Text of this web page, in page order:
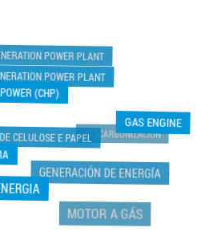
POWER PLANT
POWER PLANT
(CHP)
DESCARBONIZACIÓN
CELULOSE E PAPEL
GAS ENGINE
GENERACIÓN DE ENERGÍA
MOTOR A GÁS